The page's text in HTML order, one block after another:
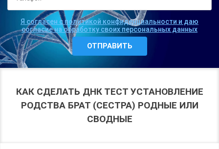
Я согласен с политикой конфиденциальности и даю
согласие на обработку своих персональных данных
КАК СДЕЛАТЬ ДНК ТЕСТ УСТАНОВЛЕНИЕ
РОДСТВА БРАТ (СЕСТРА) РОДНЫЕ ИЛИ
СВОДНЫЕ